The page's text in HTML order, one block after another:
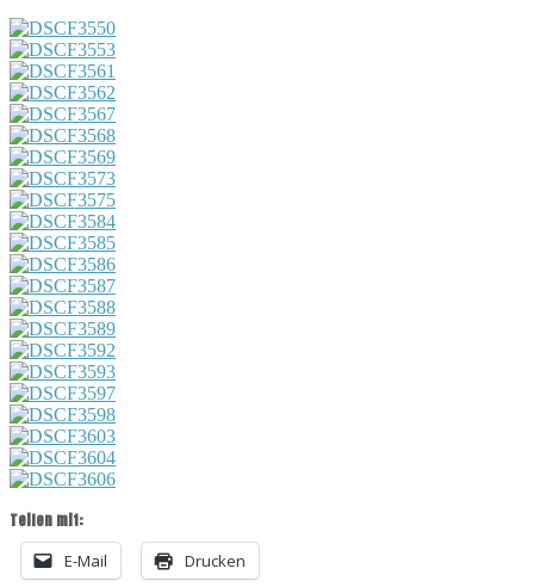
Teilen mit:
E-Mail
Drucken